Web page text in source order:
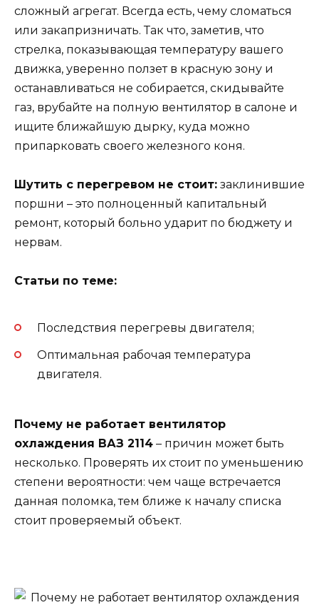
сложный агрегат. Всегда есть, чему сломаться
или закапризничать. Так что, заметив, что
стрелка, показывающая температуру вашего
движка, уверенно ползет в красную зону и
останавливаться не собирается, скидывайте
газ, врубайте на полную вентилятор в салоне и
ищите ближайшую дырку, куда можно
припарковать своего железного коня.
Шутить с перегревом не стоит: заклинившие
поршни – это полноценный капитальный
ремонт, который больно ударит по бюджету и
нервам.
Статьи по теме:
Последствия перегревы двигателя;
Оптимальная рабочая температура
двигателя.
Почему не работает вентилятор
охлаждения ВАЗ 2114 – причин может быть
несколько. Проверять их стоит по уменьшению
степени вероятности: чем чаще встречается
данная поломка, тем ближе к началу списка
стоит проверяемый объект.